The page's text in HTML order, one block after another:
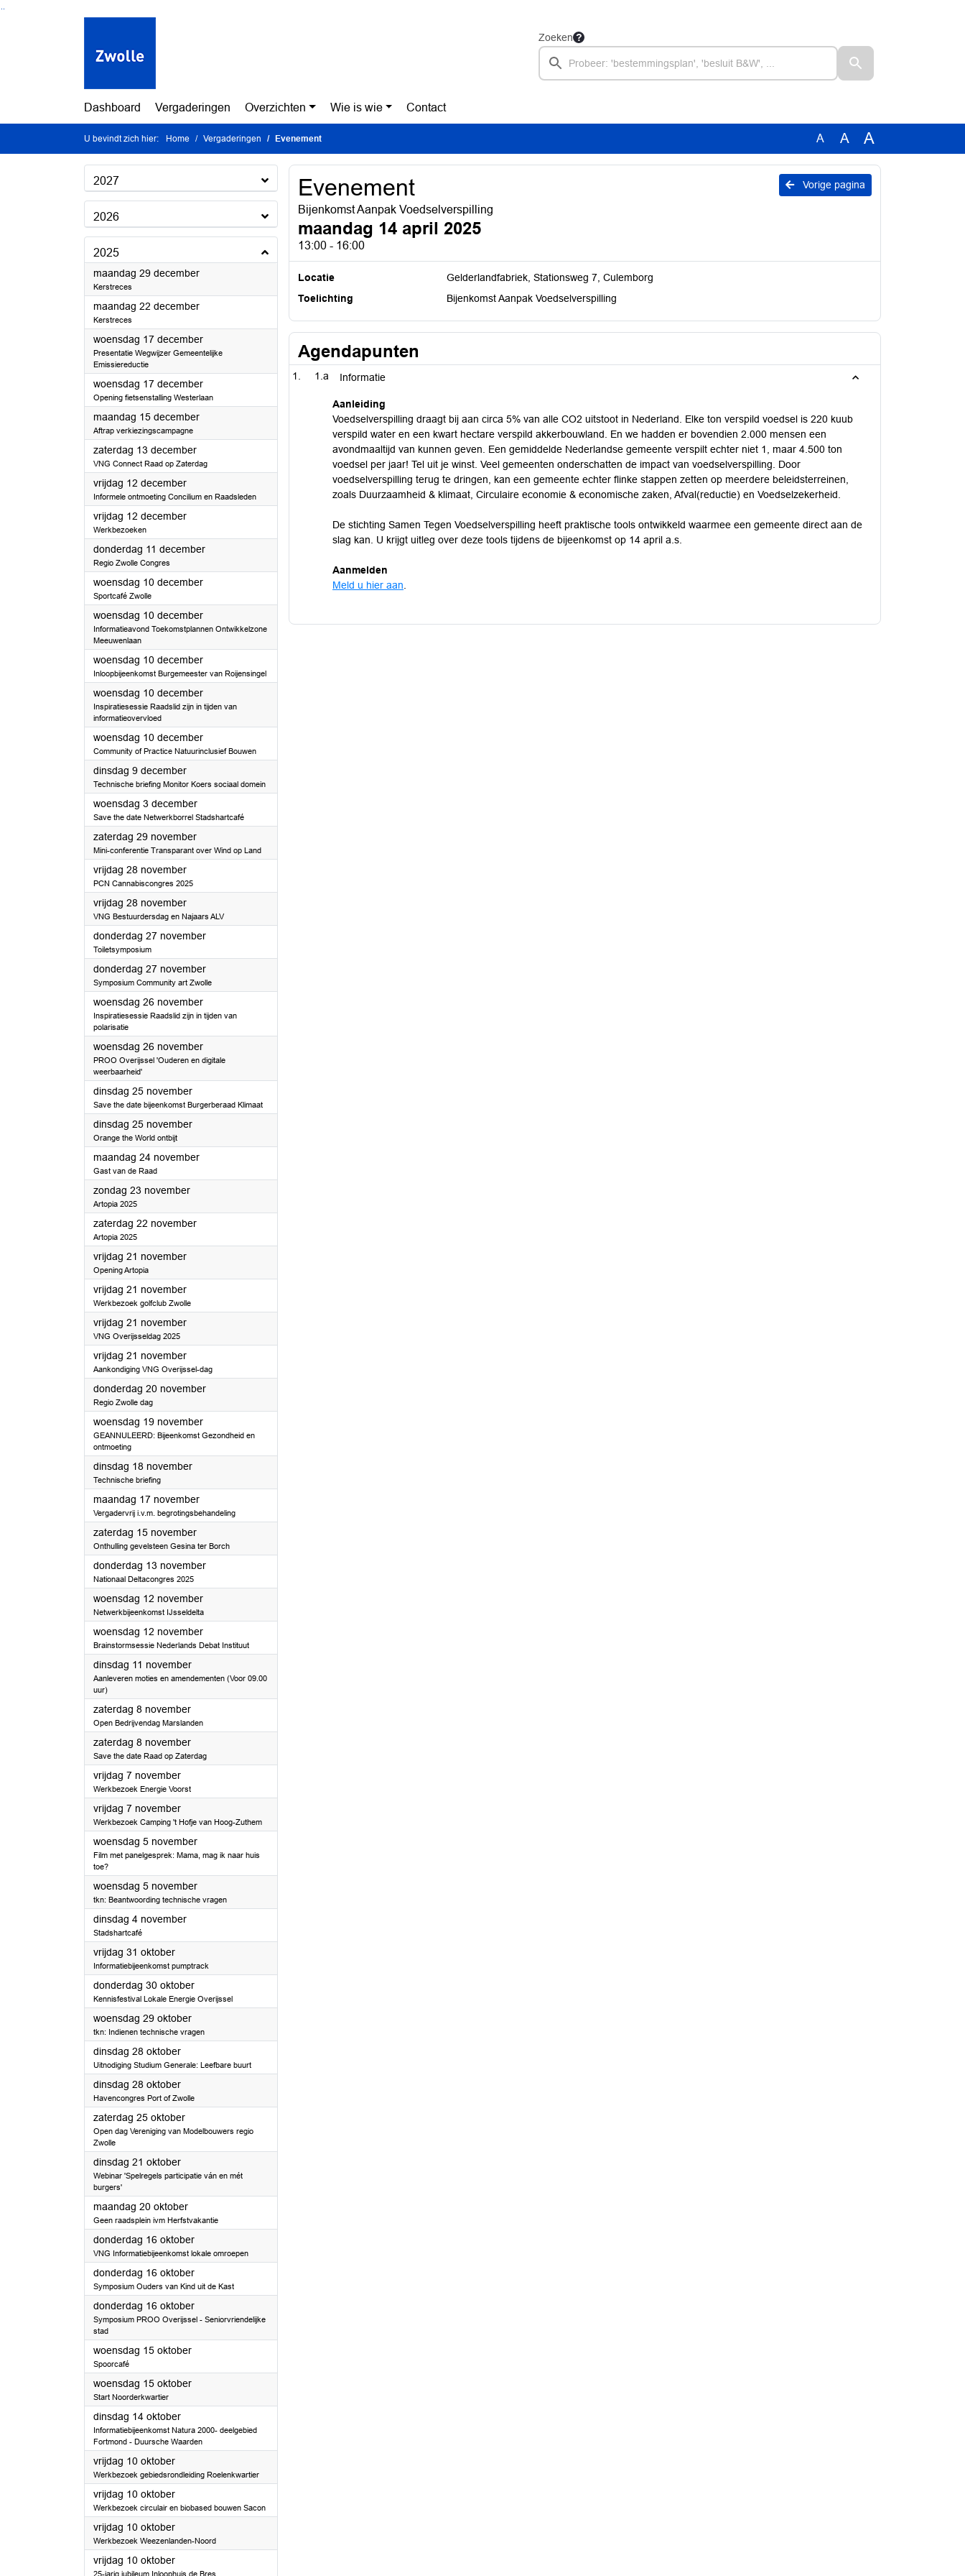
Ga naar de inhoud van deze pagina
Ga naar het zoeken
Ga naar het menu
Zoeken
Dashboard Vergaderingen Overzichten Wie is wie Contact
U bevindt zich hier: Home Vergaderingen Evenement A A A
2027
2026
2025
maandag 29 december2025
Kerstreces
maandag 22 december2025
Kerstreces
woensdag 17 december2025
Presentatie Wegwijzer Gemeentelijke
Emissiereductie
woensdag 17 december2025
Opening fietsenstalling Westerlaan
maandag 15 december2025
Aftrap verkiezingscampagne
zaterdag 13 december2025
VNG Connect Raad op Zaterdag
vrijdag 12 december2025
Informele ontmoeting Concilium en Raadsleden
vrijdag 12 december2025
Werkbezoeken
donderdag 11 december2025
Regio Zwolle Congres
woensdag 10 december2025
Sportcafé Zwolle
woensdag 10 december2025
Informatieavond Toekomstplannen Ontwikkelzone
Meeuwenlaan
woensdag 10 december2025
Inloopbijeenkomst Burgemeester van Roijensingel
woensdag 10 december2025
Inspiratiesessie Raadslid zijn in tijden van
informatieovervloed
woensdag 10 december2025
Community of Practice Natuurinclusief Bouwen
dinsdag 9 december2025
Technische briefing Monitor Koers sociaal domein
woensdag 3 december2025
Save the date Netwerkborrel Stadshartcafé
zaterdag 29 november2025
Mini-conferentie Transparant over Wind op Land
vrijdag 28 november2025
PCN Cannabiscongres 2025
vrijdag 28 november2025
VNG Bestuurdersdag en Najaars ALV
donderdag 27 november2025
Toiletsymposium
donderdag 27 november2025
Symposium Community art Zwolle
woensdag 26 november2025
Inspiratiesessie Raadslid zijn in tijden van
polarisatie
woensdag 26 november2025
PROO Overijssel 'Ouderen en digitale
weerbaarheid'
dinsdag 25 november2025
Save the date bijeenkomst Burgerberaad Klimaat
dinsdag 25 november2025
Orange the World ontbijt
maandag 24 november2025
Gast van de Raad
zondag 23 november2025
Artopia 2025
zaterdag 22 november2025
Artopia 2025
vrijdag 21 november2025
Opening Artopia
vrijdag 21 november2025
Werkbezoek golfclub Zwolle
vrijdag 21 november2025
VNG Overijsseldag 2025
vrijdag 21 november2025
Aankondiging VNG Overijssel-dag
donderdag 20 november2025
Regio Zwolle dag
woensdag 19 november2025
GEANNULEERD: Bijeenkomst Gezondheid en
ontmoeting
dinsdag 18 november2025
Technische briefing
maandag 17 november2025
Vergadervrij i.v.m. begrotingsbehandeling
zaterdag 15 november2025
Onthulling gevelsteen Gesina ter Borch
donderdag 13 november2025
Nationaal Deltacongres 2025
woensdag 12 november2025
Netwerkbijeenkomst IJsseldelta
woensdag 12 november2025
Brainstormsessie Nederlands Debat Instituut
dinsdag 11 november2025
Aanleveren moties en amendementen (Voor 09.00
uur)
zaterdag 8 november2025
Open Bedrijvendag Marslanden
zaterdag 8 november2025
Save the date Raad op Zaterdag
vrijdag 7 november2025
Werkbezoek Energie Voorst
vrijdag 7 november2025
Werkbezoek Camping 't Hofje van Hoog-Zuthem
woensdag 5 november2025
Film met panelgesprek: Mama, mag ik naar huis
toe?
woensdag 5 november2025
tkn: Beantwoording technische vragen
dinsdag 4 november2025
Stadshartcafé
vrijdag 31 oktober2025
Informatiebijeenkomst pumptrack
donderdag 30 oktober2025
Kennisfestival Lokale Energie Overijssel
woensdag 29 oktober2025
tkn: Indienen technische vragen
dinsdag 28 oktober2025
Uitnodiging Studium Generale: Leefbare buurt
dinsdag 28 oktober2025
Havencongres Port of Zwolle
zaterdag 25 oktober2025
Open dag Vereniging van Modelbouwers regio
Zwolle
dinsdag 21 oktober2025
Webinar 'Spelregels participatie ván en mét
burgers'
maandag 20 oktober2025
Geen raadsplein ivm Herfstvakantie
donderdag 16 oktober2025
VNG Informatiebijeenkomst lokale omroepen
donderdag 16 oktober2025
Symposium Ouders van Kind uit de Kast
donderdag 16 oktober2025
Symposium PROO Overijssel - Seniorvriendelijke
stad
woensdag 15 oktober2025
Spoorcafé
woensdag 15 oktober2025
Start Noorderkwartier
dinsdag 14 oktober2025
Informatiebijeenkomst Natura 2000- deelgebied
Fortmond - Duursche Waarden
vrijdag 10 oktober2025
Werkbezoek gebiedsrondleiding Roelenkwartier
vrijdag 10 oktober2025
Werkbezoek circulair en biobased bouwen Sacon
vrijdag 10 oktober2025
Werkbezoek Weezenlanden-Noord
vrijdag 10 oktober2025
25-jarig jubileum Inloophuis de Bres
Vorige pagina
Evenement
Bijenkomst Aanpak Voedselverspilling
maandag 14 april 2025
13:00 - 16:00
Locatie
Gelderlandfabriek, Stationsweg 7, Culemborg
Toelichting
Bijenkomst Aanpak Voedselverspilling
Agendapunten
1.a Informatie
Aanleiding
Voedselverspilling draagt bij aan circa 5% van alle CO2 uitstoot in Nederland. Elke ton verspild voedsel is 220 kuub
verspild water en een kwart hectare verspild akkerbouwland. En we hadden er bovendien 2.000 mensen een
avondmaaltijd van kunnen geven. Een gemiddelde Nederlandse gemeente verspilt echter niet 1, maar 4.500 ton
voedsel per jaar! Tel uit je winst. Veel gemeenten onderschatten de impact van voedselverspilling. Door
voedselverspilling terug te dringen, kan een gemeente echter flinke stappen zetten op meerdere beleidsterreinen,
zoals Duurzaamheid & klimaat, Circulaire economie & economische zaken, Afval(reductie) en Voedselzekerheid.
De stichting Samen Tegen Voedselverspilling heeft praktische tools ontwikkeld waarmee een gemeente direct aan de
slag kan. U krijgt uitleg over deze tools tijdens de bijeenkomst op 14 april a.s.
Aanmelden
Meld u hier aan